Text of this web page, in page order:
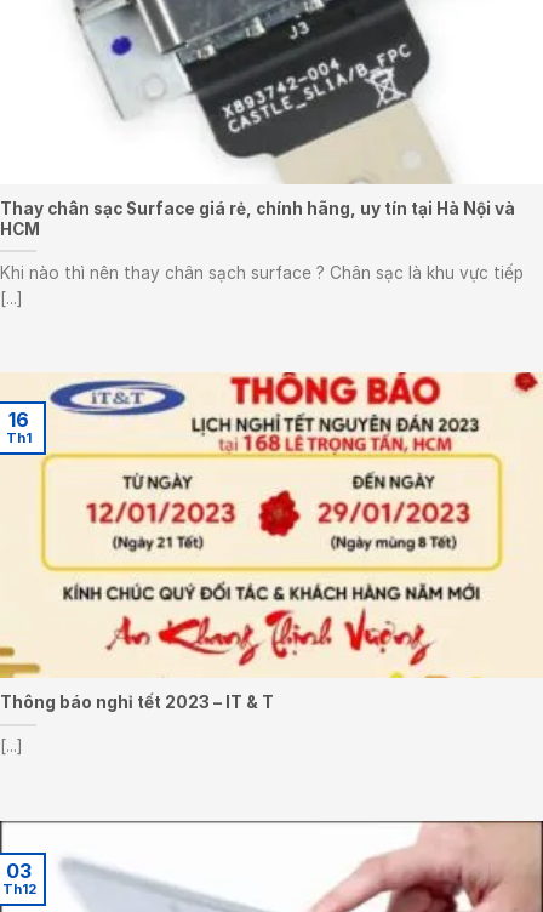
Thay chân sạc Surface giá rẻ, chính hãng, uy tín tại Hà Nội và
HCM
Khi nào thì nên thay chân sạch surface ? Chân sạc là khu vực tiếp
[...]
Thông báo nghỉ tết 2023 – IT & T
[...]
16
Th1
03
Th12